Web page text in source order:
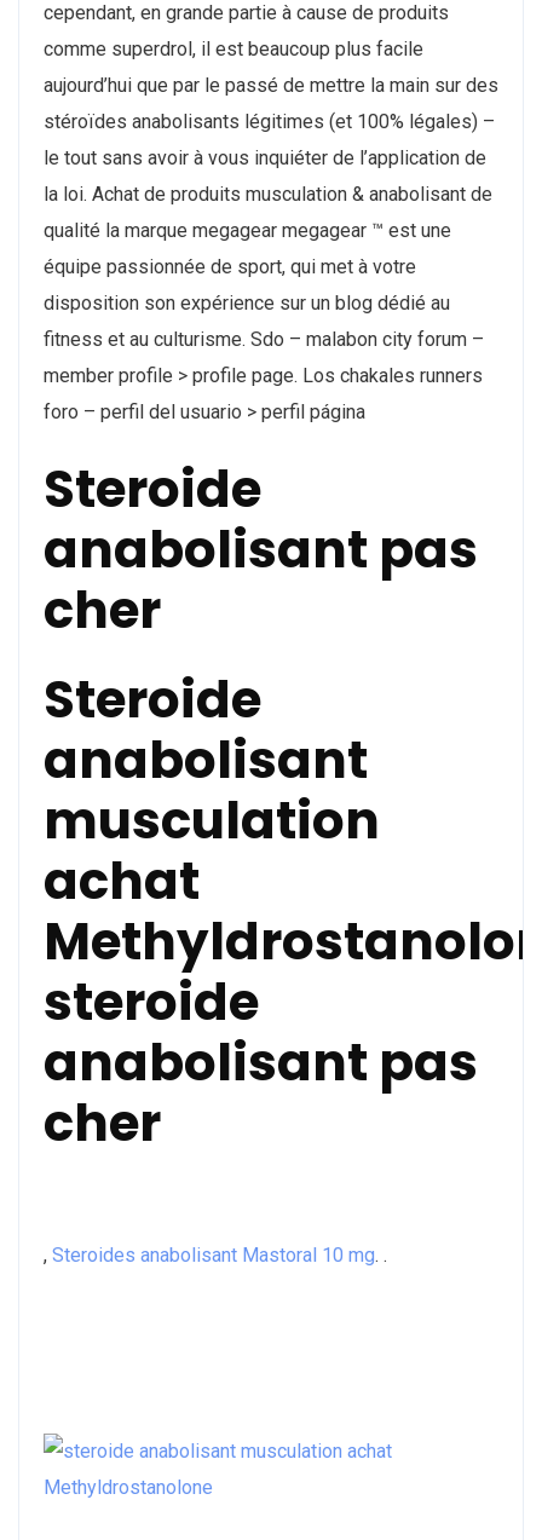
cependant, en grande partie à cause de produits
comme superdrol, il est beaucoup plus facile
aujourd’hui que par le passé de mettre la main sur des
stéroïdes anabolisants légitimes (et 100% légales) –
le tout sans avoir à vous inquiéter de l’application de
la loi. Achat de produits musculation & anabolisant de
qualité la marque megagear megagear ™ est une
équipe passionnée de sport, qui met à votre
disposition son expérience sur un blog dédié au
fitness et au culturisme. Sdo – malabon city forum –
member profile > profile page. Los chakales runners
foro – perfil del usuario > perfil página
Steroide
anabolisant pas
cher
Steroide
anabolisant
musculation
achat
steroide
anabolisant pas
cher
, Steroides anabolisant Mastoral 10 mg. .